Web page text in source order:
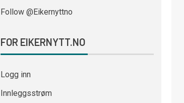
Follow @Eikernyttno
FOR EIKERNYTT.NO
Logg inn
Innleggsstrøm